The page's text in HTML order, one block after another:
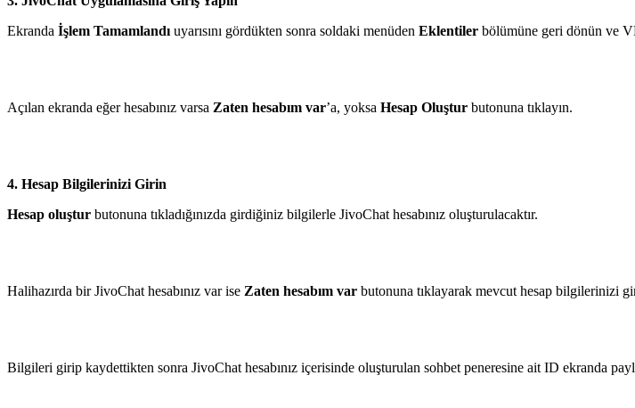
Ekranda İşlem Tamamlandı uyarısını gördükten sonra soldaki menüden Eklentiler bölümüne geri dönün ve
Açılan ekranda eğer hesabınız varsa Zaten hesabım var’a, yoksa Hesap Oluştur butonuna tıklayın.
4. Hesap Bilgilerinizi Girin
Hesap oluştur butonuna tıkladığınızda girdiğiniz bilgilerle JivoChat hesabınız oluşturulacaktır.
Halihazırda bir JivoChat hesabınız var ise Zaten hesabım var butonuna tıklayarak mevcut hesap bilgilerinizi
Bilgileri girip kaydettikten sonra JivoChat hesabınız içerisinde oluşturulan sohbet peneresine ait ID ekranda